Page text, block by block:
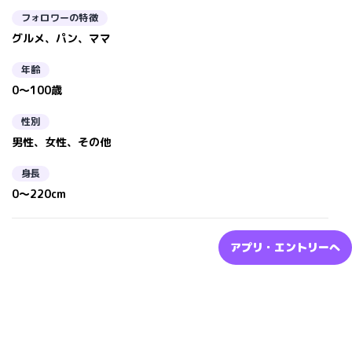
フォロワーの特徴
グルメ、パン、ママ
年齢
0～100歳
性別
男性、女性、その他
身長
0～220cm
アプリ・エントリーへ